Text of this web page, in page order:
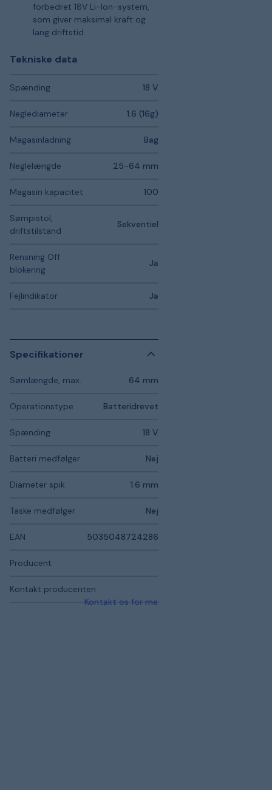
forbedret 18V Li-Ion-system,
som giver maksimal kraft og
lang driftstid
Tekniske data
Spænding 18 V
Neglediameter 1.6 (16g)
Magasinladning Bag
Neglelængde 25-64 mm
Magasin kapacitet 100
Sømpistol,
driftstilstand
Sekventiel
Rensning Off
blokering
Ja
Fejlindikator Ja
Specifikationer
Sømlængde, max. 64 mm
Operationstype Batteridrevet
Spænding 18 V
Batteri medfølger Nej
Diameter spik 1.6 mm
Taske medfølger Nej
EAN 5035048724286
Producent
Kontakt producenten
Kontakt os for mere information